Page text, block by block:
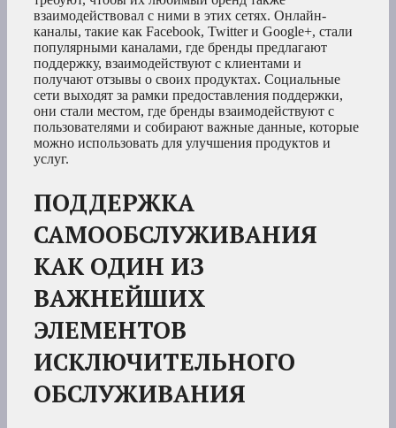
взаимодействовал с ними в этих сетях. Онлайн-
каналы, такие как Facebook, Twitter и Google+, стали
популярными каналами, где бренды предлагают
поддержку, взаимодействуют с клиентами и
получают отзывы о своих продуктах. Социальные
сети выходят за рамки предоставления поддержки,
они стали местом, где бренды взаимодействуют с
пользователями и собирают важные данные, которые
можно использовать для улучшения продуктов и
услуг.
ПОДДЕРЖКА
САМООБСЛУЖИВАНИЯ
КАК ОДИН ИЗ
ВАЖНЕЙШИХ
ЭЛЕМЕНТОВ
ИСКЛЮЧИТЕЛЬНОГО
ОБСЛУЖИВАНИЯ